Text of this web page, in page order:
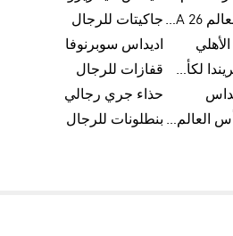
كأس العالم FIFA 26™ جاكيتات للرجال
اديداس سوبرنوفا
كرات تريندا لكأس العالم FIFA 26™
قفازات للرجال
حذاء جري رجالي
فرق كأس العالم FIFA 26™ بنطلونات للرجال